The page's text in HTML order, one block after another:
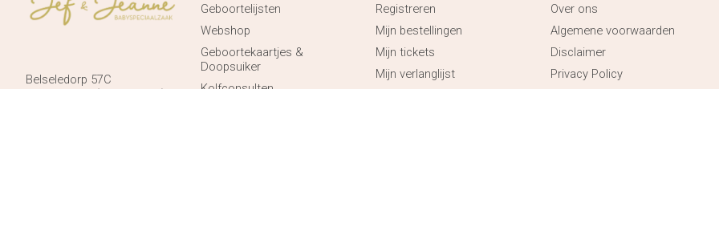
Belseledorp 57C
9111 Belsele (Sint-Niklaas)
Geboortelijsten
Webshop
Geboortekaartjes &
Doopsuiker
Kolfconsulten
Registreren
Mijn bestellingen
Mijn tickets
Mijn verlanglijst
Over ons
Algemene voorwaarden
Disclaimer
Privacy Policy